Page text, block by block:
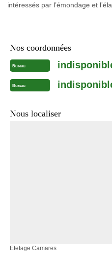
intéressés par l’émondage et
Nos coordonnées
Bureau
Bureau
Nous localiser
Etetage Camares